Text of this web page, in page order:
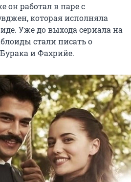
он работал в паре с
которая исполняла
Уже до выхода сериала на
стали писать о
и Фахрийе.